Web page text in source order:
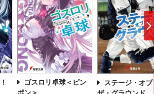
ゴスロリ卓球＜ピン
ポン＞
ステージ・オブ